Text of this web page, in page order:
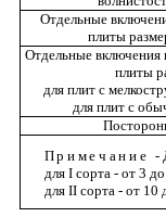
Отдельные
плиты
Отдельные включения
плиты
для плит с
для плит с
Примечание -
для I сорта - от 3
для II сорта - от 10